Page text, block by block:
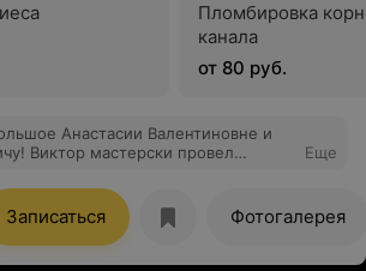
Пломбировка
канала
от 80 руб.
Анастасии Валентиновне и
Виктор мастерски провел
был с пульпитом). Спасибо
а особенно Татьяне
свою работу!!!
Еще
Записаться Фотогалерея